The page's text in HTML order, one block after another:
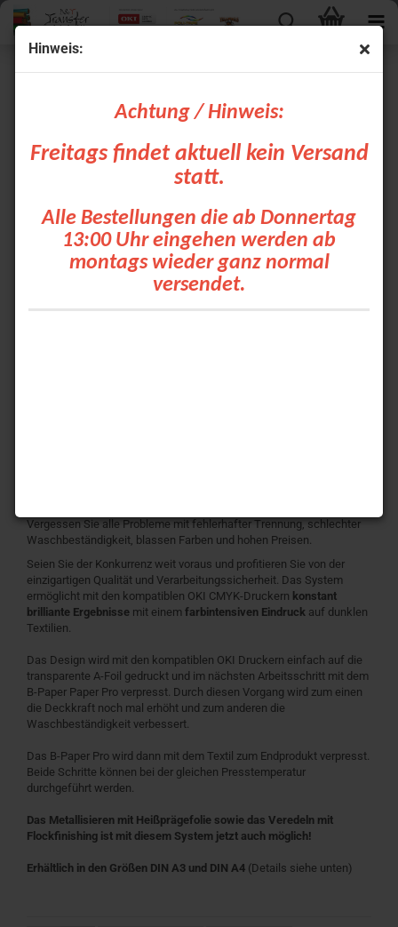
Hinweis:
Achtung / Hinweis:
Freitags findet aktuell kein Versand
statt.
Alle Bestellungen die ab Donnertag
13:00 Uhr eingehen werden ab
montags wieder ganz normal
versendet.
Druckerkompatibilität prüfen - für ein optimales
Unsere Lasertransferpapiere sind mit einer Vielzahl von Druckern
kompatibel.
Vergessen Sie alle Probleme mit fehlerhafter Trennung, schlechter
Waschbeständigkeit, blassen Farben und hohen Preisen.
Seien Sie der Konkurrenz weit voraus und profitieren Sie von der
einzigartigen Qualität und Verarbeitungssicherheit. Das System
ermöglicht mit den kompatiblen OKI CMYK-Druckern konstant
brilliante Ergebnisse mit einem farbintensiven Eindruck auf dunklen
Textilien.
Das Design wird mit den kompatiblen OKI Druckern einfach auf die
transparente A-Foil gedruckt und im nächsten Arbeitsschritt mit dem
B-Paper Paper Pro verpresst. Durch diesen Vorgang wird zum einen
die Deckkraft noch mal erhöht und zum anderen die
Waschbeständigkeit verbessert.
Das B-Paper Pro wird dann mit dem Textil zum Endprodukt verpresst.
Beide Schritte können bei der gleichen Presstemperatur
durchgeführt werden.
Das Metallisieren mit Heißprägefolie sowie das Veredeln mit
Flockfinishing ist mit diesem System jetzt auch möglich!
Erhältlich in den Größen DIN A3 und DIN A4 (Details siehe unten)